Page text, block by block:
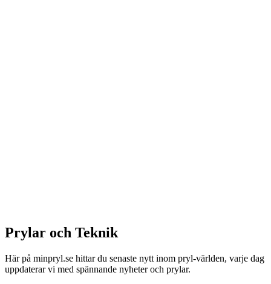
Prylar och Teknik
Här på minpryl.se hittar du senaste nytt inom pryl-världen, varje dag
uppdaterar vi med spännande nyheter och prylar.